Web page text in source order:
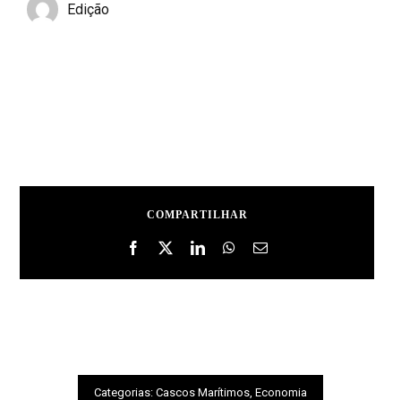
Edição
COMPARTILHAR
Categorias: Cascos Marítimos, Economia